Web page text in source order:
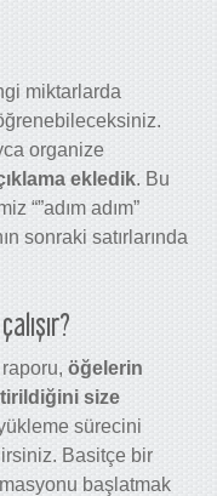
miktarlarda
organize
ekledik. Bu
“”adım adım”
sonraki satırlarında
öğelerin
size
sürecini
Basitçe bir
başlatmak